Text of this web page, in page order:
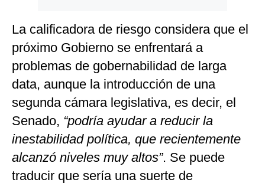
La calificadora de riesgo considera que el
próximo Gobierno se enfrentará a
problemas de gobernabilidad de larga
data, aunque la introducción de una
segunda cámara legislativa, es decir, el
Senado, “podría ayudar a reducir la
inestabilidad política, que recientemente
alcanzó niveles muy altos”. Se puede
traducir que sería una suerte de